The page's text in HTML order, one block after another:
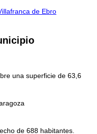
de Ebro
una superficie de 63,6
de 688 habitantes.